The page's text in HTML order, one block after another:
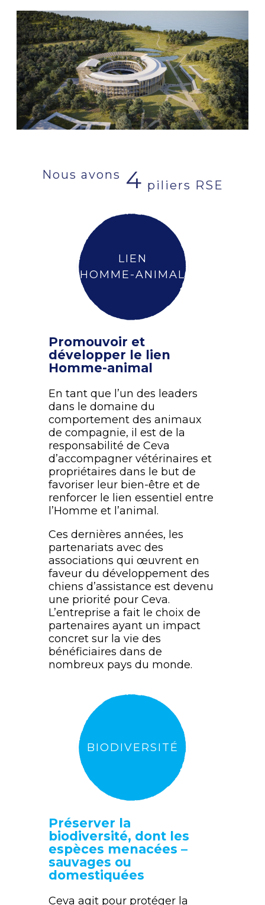
Nous avons 4 piliers RSE
LIEN
HOMME-ANIMAL
Promouvoir et
développer le lien
Homme-animal
En tant que l’un des leaders
dans le domaine du
comportement des animaux
de compagnie, il est de la
responsabilité de Ceva
d’accompagner vétérinaires et
propriétaires dans le but de
favoriser leur bien-être et de
renforcer le lien essentiel entre
l’Homme et l’animal.
Ces dernières années, les
partenariats avec des
associations qui œuvrent en
faveur du développement des
chiens d’assistance est devenu
une priorité pour Ceva.
L’entreprise a fait le choix de
partenaires ayant un impact
concret sur la vie des
bénéficiaires dans de
nombreux pays du monde.
BIODIVERSITÉ
Préserver la
biodiversité, dont les
espèces menacées –
sauvages ou
domestiquées
Ceva agit pour protéger la